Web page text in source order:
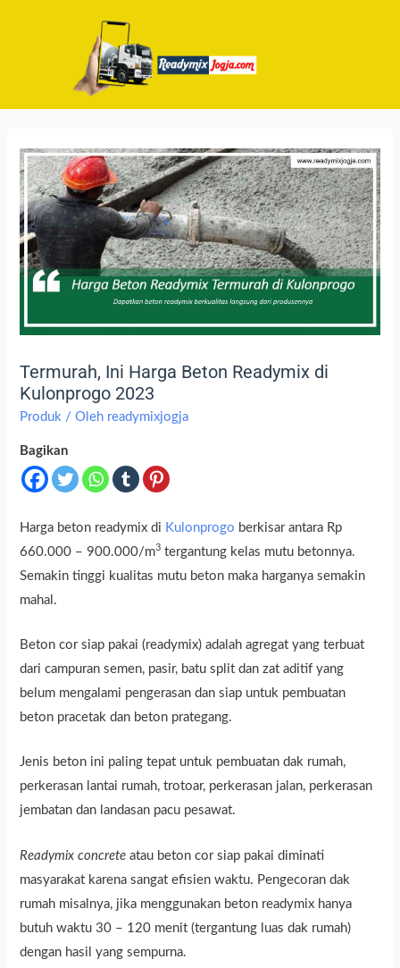
Termurah, Ini Harga Beton Readymix di
Kulonprogo 2023
Produk / Oleh readymixjogja
Bagikan
Harga beton readymix di Kulonprogo berkisar antara Rp
660.000 – 900.000/m3 tergantung kelas mutu betonnya.
Semakin tinggi kualitas mutu beton maka harganya semakin
mahal.
Beton cor siap pakai (readymix) adalah agregat yang terbuat
dari campuran semen, pasir, batu split dan zat aditif yang
belum mengalami pengerasan dan siap untuk pembuatan
beton pracetak dan beton prategang.
Jenis beton ini paling tepat untuk pembuatan dak rumah,
perkerasan lantai rumah, trotoar, perkerasan jalan, perkerasan
jembatan dan landasan pacu pesawat.
Readymix concrete atau beton cor siap pakai diminati
masyarakat karena sangat efisien waktu. Pengecoran dak
rumah misalnya, jika menggunakan beton readymix hanya
butuh waktu 30 – 120 menit (tergantung luas dak rumah)
dengan hasil yang sempurna.